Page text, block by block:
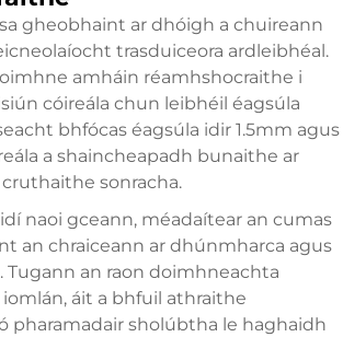
gheobhaint ar dhóigh a chuireann
trasduiceora ardleibhéal.
amháin réamhshocraithe i
cóireála chun leibhéil éagsúla
bhfócas éagsúla idir 1.5mm agus
a shaincheapadh bunaithe ar
sonracha.
naoi gceann, méadaítear an cumas
an chraiceann ar dhúnmharca agus
Tugann an raon doimhneachta
áit a bhfuil athraithe
pharamadair sholúbtha le haghaidh